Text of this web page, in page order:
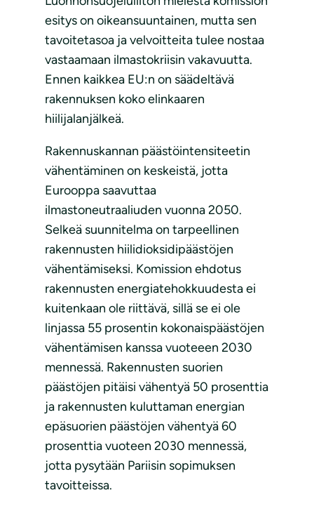
esitys on oikeansuuntainen, mutta sen
tavoitetasoa ja velvoitteita tulee nostaa
vastaamaan ilmastokriisin vakavuutta.
Ennen kaikkea EU:n on säädeltävä
rakennuksen koko elinkaaren
hiilijalanjälkeä.
Rakennuskannan päästöintensiteetin
vähentäminen on keskeistä, jotta
Eurooppa saavuttaa
ilmastoneutraaliuden vuonna 2050.
Selkeä suunnitelma on tarpeellinen
rakennusten hiilidioksidipäästöjen
vähentämiseksi. Komission ehdotus
rakennusten energiatehokkuudesta ei
kuitenkaan ole riittävä, sillä se ei ole
linjassa 55 prosentin kokonaispäästöjen
vähentämisen kanssa vuoteeen 2030
mennessä. Rakennusten suorien
päästöjen pitäisi vähentyä 50 prosenttia
ja rakennusten kuluttaman energian
epäsuorien päästöjen vähentyä 60
prosenttia vuoteen 2030 mennessä,
jotta pysytään Pariisin sopimuksen
tavoitteissa.